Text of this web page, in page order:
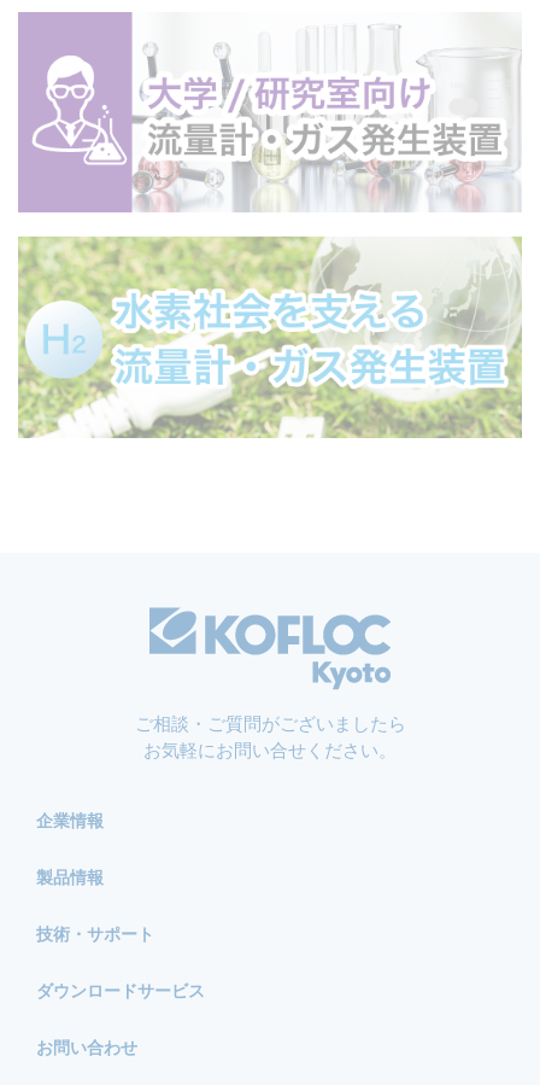
ご相談・ご質問がございましたら
お気軽にお問い合せください。
企業情報
製品情報
技術・サポート
ダウンロードサービス
お問い合わせ